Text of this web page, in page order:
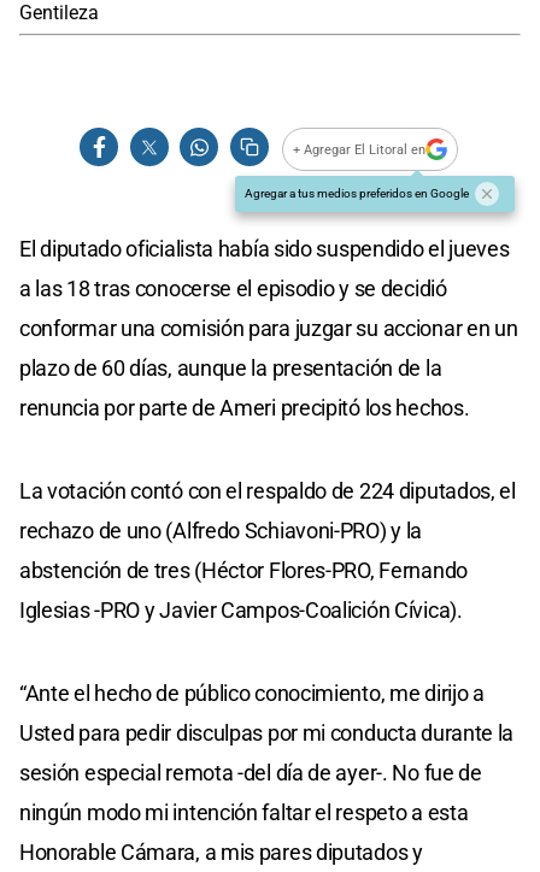
Gentileza
+ Agregar El Litoral en
Agregar a tus medios preferidos en Google
El diputado oficialista había sido suspendido el jueves
a las 18 tras conocerse el episodio y se decidió
conformar una comisión para juzgar su accionar en un
plazo de 60 días, aunque la presentación de la
renuncia por parte de Ameri precipitó los hechos.
La votación contó con el respaldo de 224 diputados, el
rechazo de uno (Alfredo Schiavoni-PRO) y la
abstención de tres (Héctor Flores-PRO, Fernando
Iglesias -PRO y Javier Campos-Coalición Cívica).
“Ante el hecho de público conocimiento, me dirijo a
Usted para pedir disculpas por mi conducta durante la
sesión especial remota -del día de ayer-. No fue de
ningún modo mi intención faltar el respeto a esta
Honorable Cámara, a mis pares diputados y